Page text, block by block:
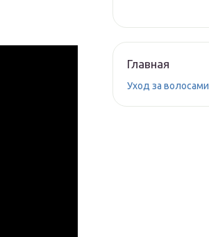
Главная
Уход за волосами